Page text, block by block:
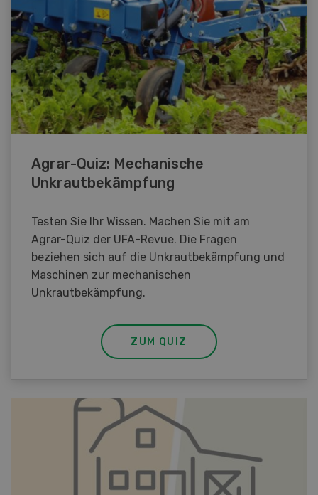
Agrar-Quiz: Mechanische
Unkrautbekämpfung
Testen Sie Ihr Wissen. Machen Sie mit am
Agrar-Quiz der UFA-Revue. Die Fragen
beziehen sich auf die Unkrautbekämpfung und
Maschinen zur mechanischen
Unkrautbekämpfung.
ZUM QUIZ